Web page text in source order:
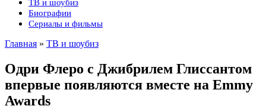
ТВ и шоубиз
Биографии
Сериалы и фильмы
Главная » ТВ и шоубиз
Одри Флеро с Джибрилем Глиссантом
впервые появляются вместе на Emmy
Awards